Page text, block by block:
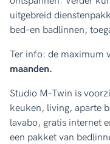
uitgebreid
bed-en badlinnen,
Ter info: de maximum
maanden.
Studio M-Twin is
keuken, living, aparte
lavabo, gratis internet
een pakket van